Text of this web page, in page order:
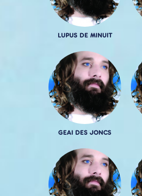
LUPUS DE MINUIT
GEAI DES JONCS